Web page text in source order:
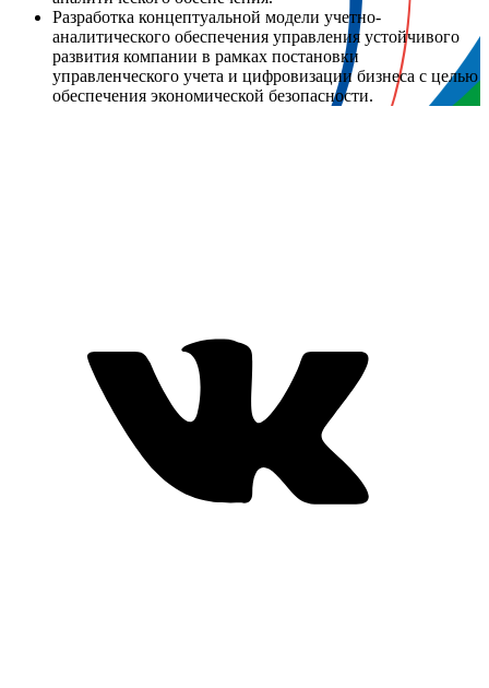
Разработка концептуальной модели учетно-
аналитического обеспечения управления устойчивого
развития компании в рамках постановки
управленческого учета и цифровизации бизнеса с целью
обеспечения экономической безопасности.